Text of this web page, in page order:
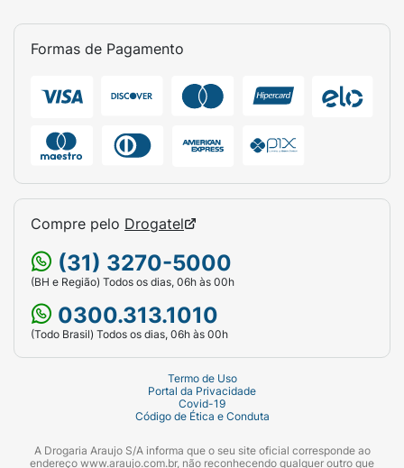
Formas de Pagamento
Compre pelo Drogatel
(31) 3270-5000
(BH e Região) Todos os dias, 06h às 00h
0300.313.1010
(Todo Brasil) Todos os dias, 06h às 00h
Termo de Uso
Portal da Privacidade
Covid-19
Código de Ética e Conduta
A Drogaria Araujo S/A informa que o seu site oficial corresponde ao
endereço www.araujo.com.br, não reconhecendo qualquer outro que